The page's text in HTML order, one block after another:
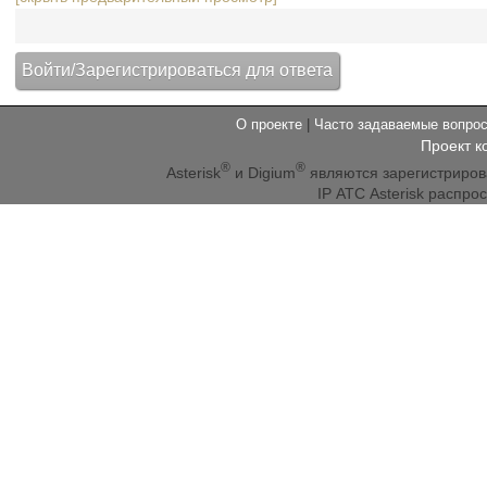
О проекте Часто задаваемые
Проект
Asterisk® и Digium® являются
IP АТС Asterisk